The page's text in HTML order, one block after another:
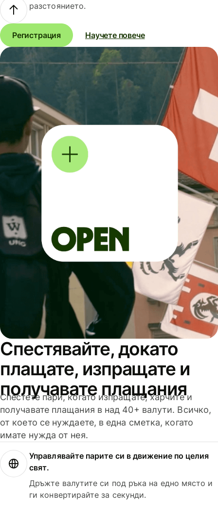
разстоянието.
Регистрация Научете повече
Спестявайте, докато
плащате, изпращате и
получавате плащания
Спестете пари, когато изпращате, харчите и
получавате плащания в над 40+ валути. Всичко,
от което се нуждаете, в една сметка, когато
имате нужда от нея.
Управлявайте парите си в движение по целия
свят.
Дръжте валутите си под ръка на едно място и
ги конвертирайте за секунди.